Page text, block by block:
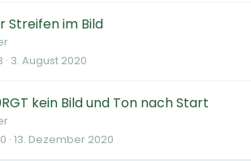
Streifen im Bild
3. August 2020
kein Bild und Ton nach Start
13. Dezember 2020